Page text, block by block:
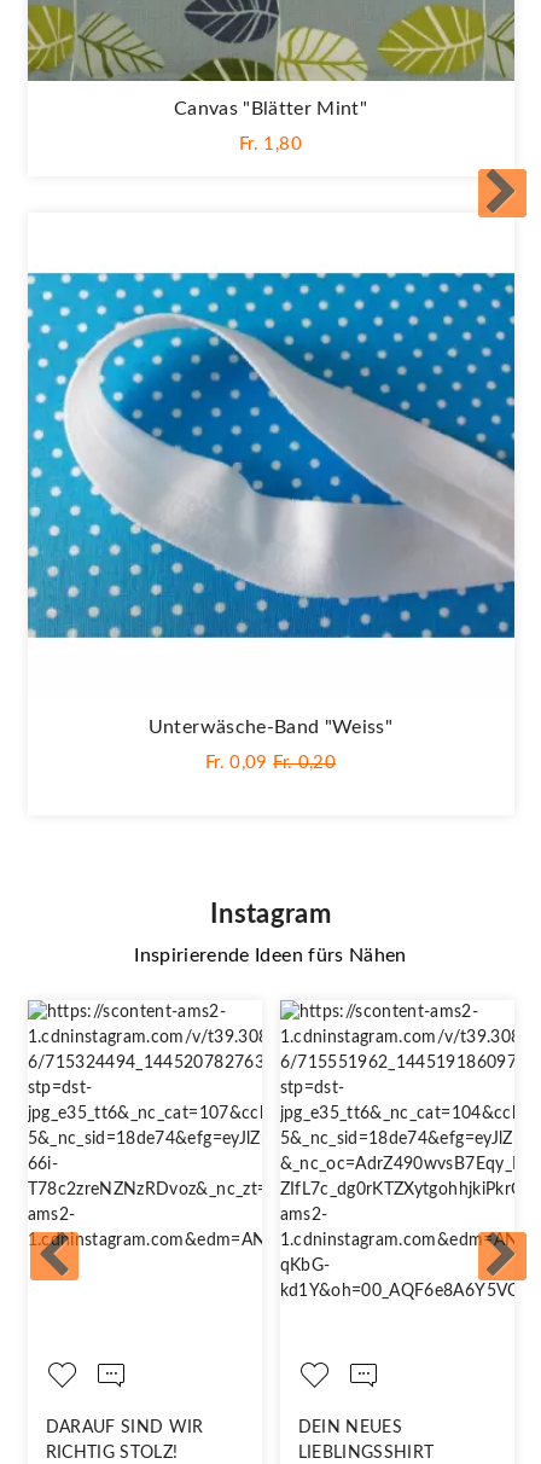
Canvas "Blätter Mint"
Fr. 1,80
Unterwäsche-Band "Weiss"
Fr. 0,09 Fr. 0,20
Instagram
Inspirierende Ideen fürs Nähen
DARAUF SIND WIR
RICHTIG STOLZ!
DEIN NEUES
LIEBLINGSSHIRT